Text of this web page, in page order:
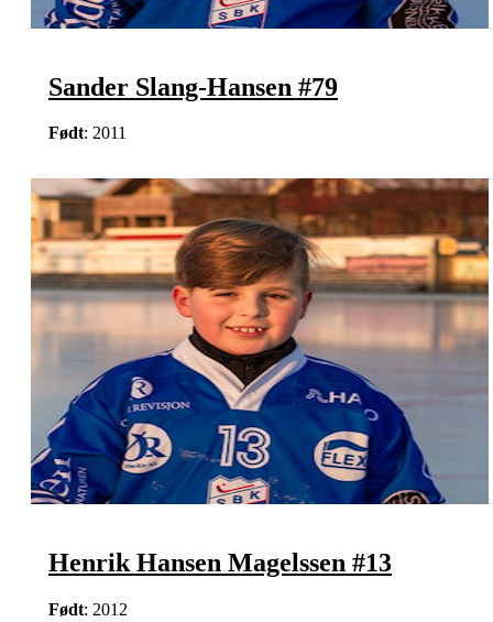
Sander Slang-Hansen #79
Født: 2011
Henrik Hansen Magelssen #13
Født: 2012